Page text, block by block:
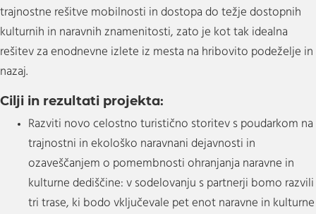
trajnostne rešitve mobilnosti in dostopa do težje dostopnih
kulturnih in naravnih znamenitosti, zato je kot tak idealna
rešitev za enodnevne izlete iz mesta na hribovito podeželje in
nazaj.
Cilji in rezultati projekta:
Razviti novo celostno turistično storitev s poudarkom na
trajnostni in ekološko naravnani dejavnosti in
ozaveščanjem o pomembnosti ohranjanja naravne in
kulturne dediščine: v sodelovanju s partnerji bomo razvili
tri trase, ki bodo vključevale pet enot naravne in kulturne